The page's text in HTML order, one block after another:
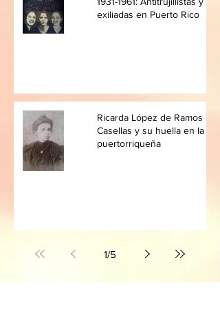
exiliadas en Puerto Rico
Ricarda López de Ramos
Casellas y su huella en la
puertorriqueña
1/5